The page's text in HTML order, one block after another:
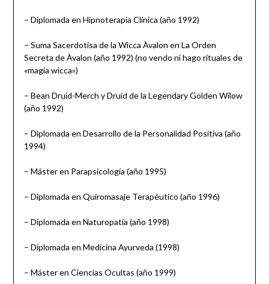
– Diplomada en Hipnoterapia Clínica (año 1992)
– Suma Sacerdotisa de la Wicca Àvalon en La Orden
Secreta de Àvalon (año 1992) (no vendo ni hago rituales de
«magia wicca»)
– Bean Druid-Merch y Druid de la Legendary Golden Wilow
(año 1992)
– Diplomada en Desarrollo de la Personalidad Positiva (año
1994)
– Máster en Parapsicología (año 1995)
– Diplomada en Quiromasaje Terapéutico (año 1996)
– Diplomada en Naturopatía (año 1998)
– Diplomada en Medicina Ayurveda (1998)
– Máster en Ciencias Ocultas (año 1999)